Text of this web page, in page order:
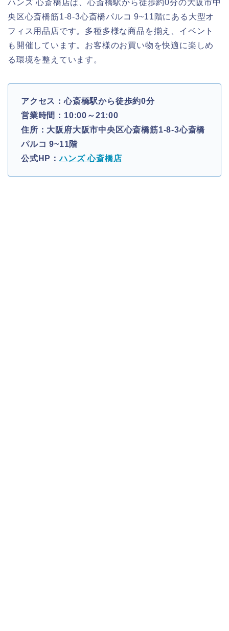
ハンズ 心斎橋店は、心斎橋駅から徒歩約0分の大阪市中
央区心斎橋筋1-8-3心斎橋パルコ 9~11階にある大型オ
フィス用品店です。多種多様な商品を揃え、イベント
も開催しています。お客様のお買い物を快適に楽しめ
る環境を整えています。
アクセス：心斎橋駅から徒歩約0分
営業時間：10:00～21:00
住所：大阪府大阪市中央区心斎橋筋1-8-3心斎橋
パルコ 9~11階
公式HP：ハンズ 心斎橋店